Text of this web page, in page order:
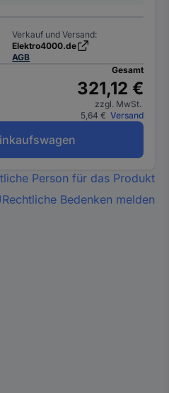
Verkauf und Versand:
Elektro4000.de
AGB
Gesamt
321,12 €
zzgl. MwSt.
5,64 € Versand
Person für das Produkt
Rechtliche Bedenken melden